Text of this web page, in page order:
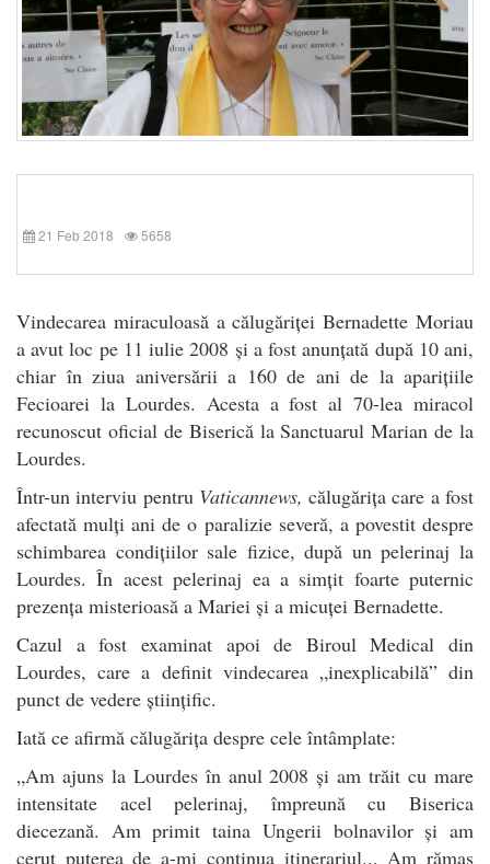
21 Feb 2018 5658
Vindecarea miraculoasă a călugăriței Bernadette Moriau
a avut loc pe 11 iulie 2008 și a fost anunțată după 10 ani,
chiar în ziua aniversării a 160 de ani de la aparițiile
Fecioarei la Lourdes. Acesta a fost al 70-lea miracol
recunoscut oficial de Biserică la Sanctuarul Marian de la
Lourdes.
Într-un interviu pentru Vaticannews,călugărița care a fost
afectată mulți ani de o paralizie severă, a povestit despre
schimbarea condițiilor sale fizice, după un pelerinaj la
Lourdes. În acest pelerinaj ea a simțit foarte puternic
prezența misterioasă a Mariei și a micuței Bernadette.
Cazul a fost examinat apoi de Biroul Medical din
Lourdes, care a definit vindecarea „inexplicabilă” din
punct de vedere științific.
Iată ce afirmă călugărița despre cele întâmplate:
„Am ajuns la Lourdes în anul 2008 și am trăit cu mare
intensitate acel pelerinaj, împreună cu Biserica
diecezană. Am primit taina Ungerii bolnavilor și am
cerut puterea de a-mi continua itinerariul... Am rămas